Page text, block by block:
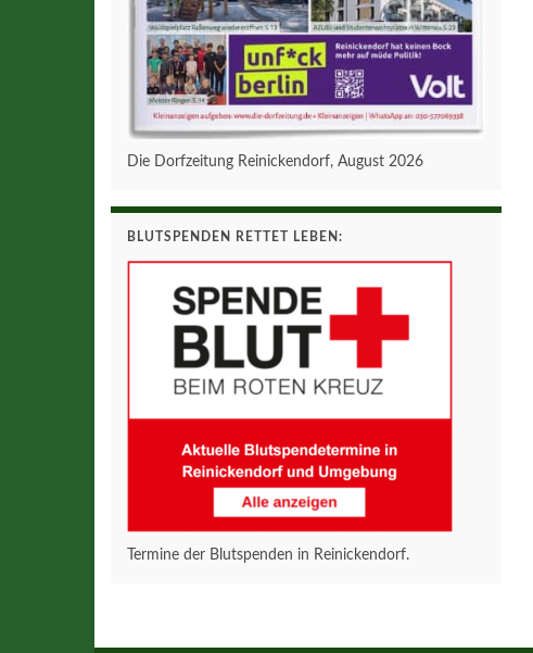
Die Dorfzeitung Reinickendorf, August 2026
BLUTSPENDEN RETTET LEBEN:
Termine der Blutspenden in Reinickendorf.